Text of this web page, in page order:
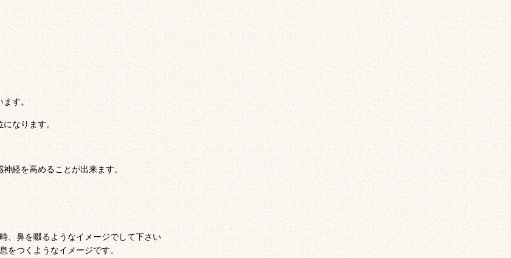
す。
なります。
経を高めることが出来ます。
、鼻を啜るようなイメージでして下さい
をつくようなイメージです。